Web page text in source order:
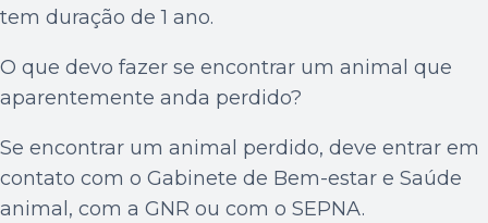
tem duração de 1 ano.
O que devo fazer se encontrar um animal que
aparentemente anda perdido?
Se encontrar um animal perdido, deve entrar em
contato com o Gabinete de Bem-estar e Saúde
animal, com a GNR ou com o SEPNA.